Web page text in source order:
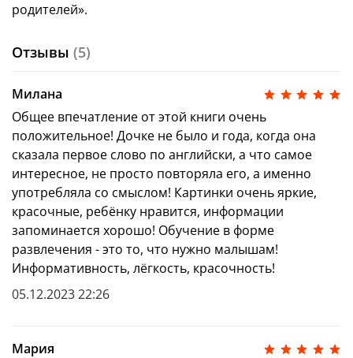
Просканировав QR-код с обложки, вы попадёте на
страничку бесплатного урока
Если не получается отсканировать qr-код, то
Для современного человека знание английского
языка — это необходимость. Исследования
показывают, что иностранные языки лучше всего
осваивать с детства. Специальная методика
поможет вам воспитать билингвального ребенка.
Используйте для занятий книги из серии «Мой
первый английский» и добивайтесь успеха!
Руководитель Kids Lab Skyeng Анастасия
Екушевская
Начните с запоминания новых слов. Покажите
пальчиком на картинку и несколько раз
назовите предмет по-английски. Чем больше
самостоятельно показать пальчиком на
родителей».
Отзывы (5)
Милана
Общее впечатление от этой книги очень
положительное! Дочке не было и года, когда она
сказала первое слово по английски, а что самое
интересное, не просто повторяла его, а именно
употребляла со смыслом! Картинки очень яркие,
красочные, ребёнку нравится, информации
запоминается хорошо! Обучение в форме
развлечения - это то, что нужно малышам!
Информативность, лёгкость, красочность!
05.12.2023 22:26
Мария